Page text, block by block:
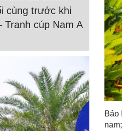
cùng trước khi
Tranh cúp Nam A
Bảo